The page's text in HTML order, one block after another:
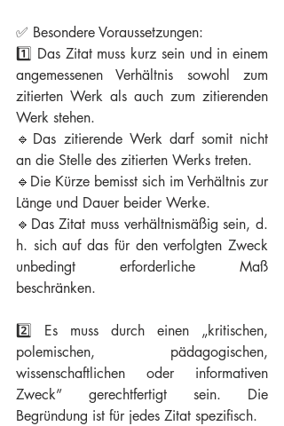
✅ Besondere Voraussetzungen:
1️⃣ Das Zitat muss kurz sein und in einem
angemessenen Verhältnis sowohl zum
zitierten Werk als auch zum zitierenden
Werk stehen.
🔹Das zitierende Werk darf somit nicht
an die Stelle des zitierten Werks treten.
🔹Die Kürze bemisst sich im Verhältnis zur
Länge und Dauer beider Werke.
🔹Das Zitat muss verhältnismäßig sein, d.
h. sich auf das für den verfolgten Zweck
unbedingt erforderliche Maß
beschränken.
2️⃣ Es muss durch einen „kritischen,
polemischen, pädagogischen,
wissenschaftlichen oder informativen
Zweck” gerechtfertigt sein. Die
Begründung ist für jedes Zitat spezifisch.